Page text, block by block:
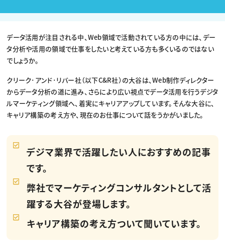
プロフェッショナル×つながる×メディア
データ活用が注目される中、Web領域で活動されている方の中には、デー
タ分析や活用の領域で仕事をしたいと考えている方も多くいるのではない
でしょうか。
クリーク･アンド･リバー社（以下C&R社）の大谷は、Web制作ディレクター
からデータ分析の道に進み、さらにより広い視点でデータ活用を行うデジタ
ルマーケティング領域へ、着実にキャリアアップしています。そんな大谷に、
キャリア構築の考え方や、現在のお仕事について話をうかがいました。
デジマ業界で活躍したい人におすすめの記事
です。
弊社でマーケティングコンサルタントとして活
躍する大谷が登場します。
キャリア構築の考え方ついて聞いています。